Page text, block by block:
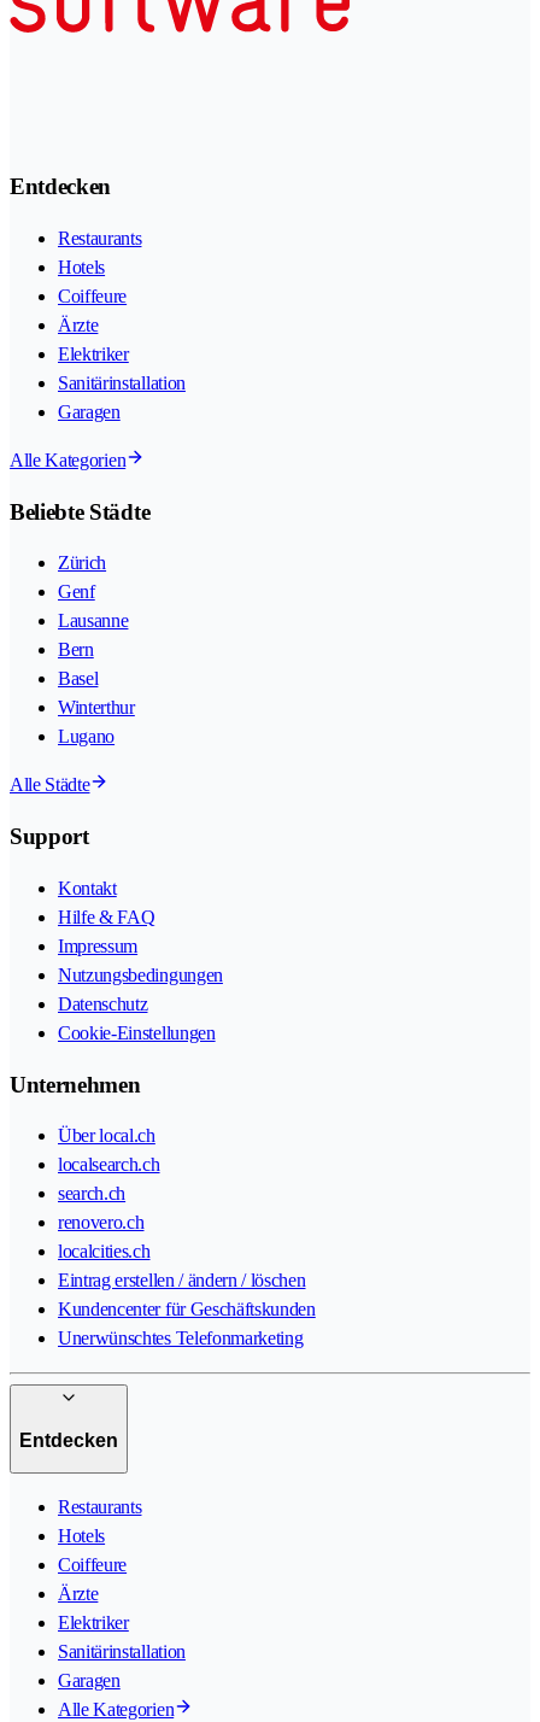
Entdecken
Restaurants
Hotels
Coiffeure
Ärzte
Elektriker
Sanitärinstallation
Garagen
Alle Kategorien
Beliebte Städte
Zürich
Genf
Lausanne
Bern
Basel
Winterthur
Lugano
Alle Städte
Support
Kontakt
Hilfe & FAQ
Impressum
Nutzungsbedingungen
Datenschutz
Cookie-Einstellungen
Unternehmen
Über local.ch
localsearch.ch
search.ch
renovero.ch
localcities.ch
Eintrag erstellen / ändern / löschen
Kundencenter für Geschäftskunden
Unerwünschtes Telefonmarketing
Entdecken
Restaurants
Hotels
Coiffeure
Ärzte
Elektriker
Sanitärinstallation
Garagen
Alle Kategorien